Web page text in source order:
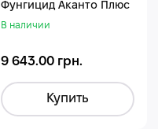
Фунгицид Аканто Плюс
В наличии
9 643.00 грн.
Купить